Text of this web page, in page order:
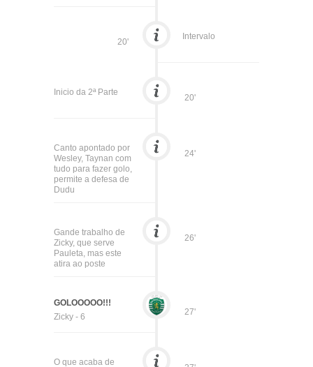
20'
Intervalo
20'
Inicio da 2ª Parte
24'
Canto apontado por
Wesley, Taynan com
tudo para fazer golo,
permite a defesa de
Dudu
26'
Gande trabalho de
Zicky, que serve
Pauleta, mas este
atira ao poste
27'
GOLOOOOO!!!
Zicky - 6
O que acaba de